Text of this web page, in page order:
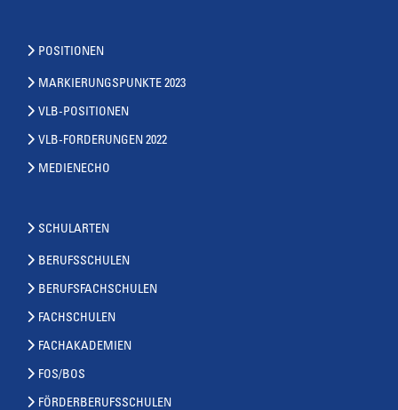
POSITIONEN
MARKIERUNGSPUNKTE 2023
VLB-POSITIONEN
VLB-FORDERUNGEN 2022
MEDIENECHO
SCHULARTEN
BERUFSSCHULEN
BERUFSFACHSCHULEN
FACHSCHULEN
FACHAKADEMIEN
FOS/BOS
FÖRDERBERUFSSCHULEN